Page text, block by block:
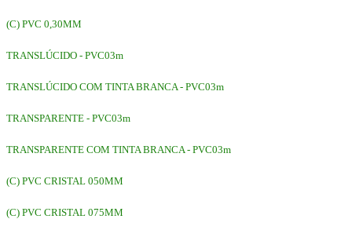
(C) PVC 0,30MM
TRANSLÚCIDO - PVC03m
TRANSLÚCIDO COM TINTA BRANCA - PVC03m
TRANSPARENTE - PVC03m
TRANSPARENTE COM TINTA BRANCA - PVC03m
(C) PVC CRISTAL 050MM
(C) PVC CRISTAL 075MM